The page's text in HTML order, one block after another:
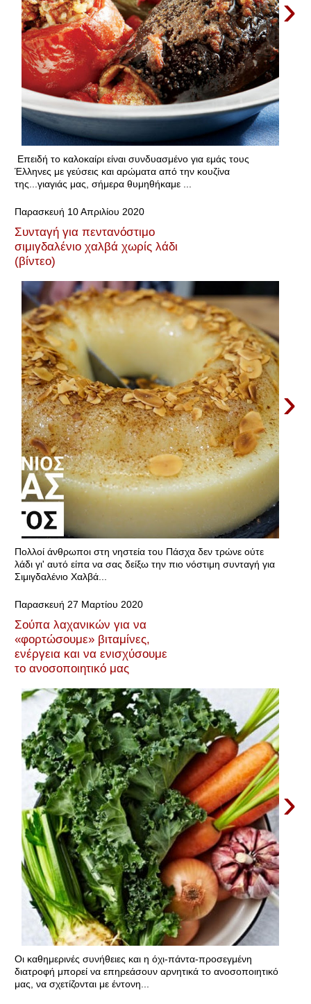
›
Επειδή το καλοκαίρι είναι συνδυασμένο για εμάς τους
Έλληνες με γεύσεις και αρώματα από την κουζίνα
της...γιαγιάς μας, σήμερα θυμηθήκαμε ...
Παρασκευή 10 Απριλίου 2020
Συνταγή για πεντανόστιμο
σιμιγδαλένιο χαλβά χωρίς λάδι
(βίντεο)
›
Πολλοί άνθρωποι στη νηστεία του Πάσχα δεν τρώνε ούτε
λάδι γι' αυτό είπα να σας δείξω την πιο νόστιμη συνταγή για
Σιμιγδαλένιο Χαλβά...
Παρασκευή 27 Μαρτίου 2020
Σούπα λαχανικών για να
«φορτώσουμε» βιταμίνες,
ενέργεια και να ενισχύσουμε
το ανοσοποιητικό μας
›
Οι καθημερινές συνήθειες και η όχι-πάντα-προσεγμένη
διατροφή μπορεί να επηρεάσουν αρνητικά το ανοσοποιητικό
μας, να σχετίζονται με έντονη...